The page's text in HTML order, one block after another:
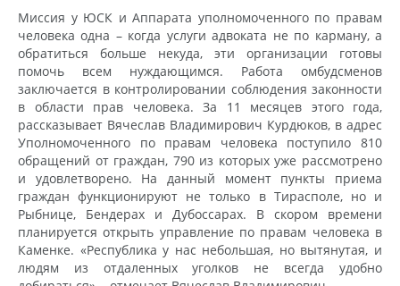
Миссия у ЮСК и Аппарата уполномоченного по правам
человека одна – когда услуги адвоката не по карману, а
обратиться больше некуда, эти организации готовы
помочь всем нуждающимся. Работа омбудсменов
заключается в контролировании соблюдения законности
в области прав человека. За 11 месяцев этого года,
рассказывает Вячеслав Владимирович Курдюков, в адрес
Уполномоченного по правам человека поступило 810
обращений от граждан, 790 из которых уже рассмотрено
и удовлетворено. На данный момент пункты приема
граждан функционируют не только в Тирасполе, но и
Рыбнице, Бендерах и Дубоссарах. В скором времени
планируется открыть управление по правам человека в
Каменке. «Республика у нас небольшая, но вытянутая, и
людям из отдаленных уголков не всегда удобно